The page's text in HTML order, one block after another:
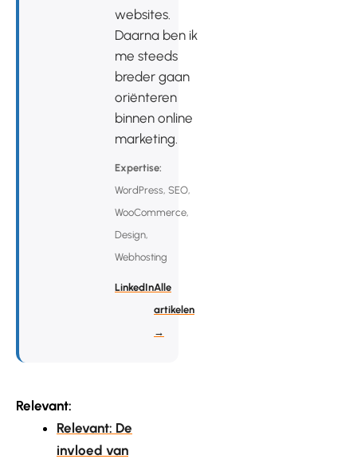
websites.
Daarna ben ik
me steeds
breder gaan
oriënteren
binnen online
marketing.
Expertise:
WordPress, SEO,
WooCommerce,
Design,
Webhosting
LinkedInAlle
artikelen
→
Relevant:
Relevant: De
invloed van